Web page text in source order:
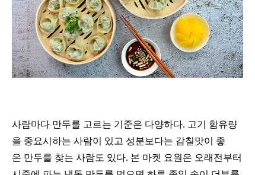
사람마다 만두를 고르는 기준은 다양하다. 고기 함유량
을 중요시하는 사람이 있고 성분보다는 감칠맛이 좋
은 만두를 찾는 사람도 있다. 본 마켓 요원은 오래전부터